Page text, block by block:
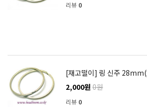
리뷰 0
[재고떨이] 링 신주
2,000원 0원
리뷰 0